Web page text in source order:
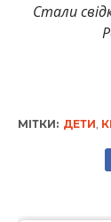
Стали
МІТКИ: ДЕТИ